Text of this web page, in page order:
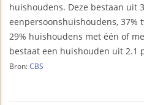
huishoudens. Deze bestaan uit
eenpersoonshuishoudens, 37%
29% huishoudens met één of
bestaat een huishouden uit 2.1
Bron: CBS